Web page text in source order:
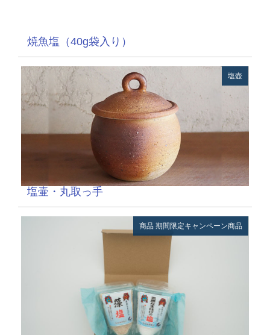
焼魚塩（40g袋入り）
塩壺
塩壷・丸取っ手
商品 期間限定キャンペーン商品